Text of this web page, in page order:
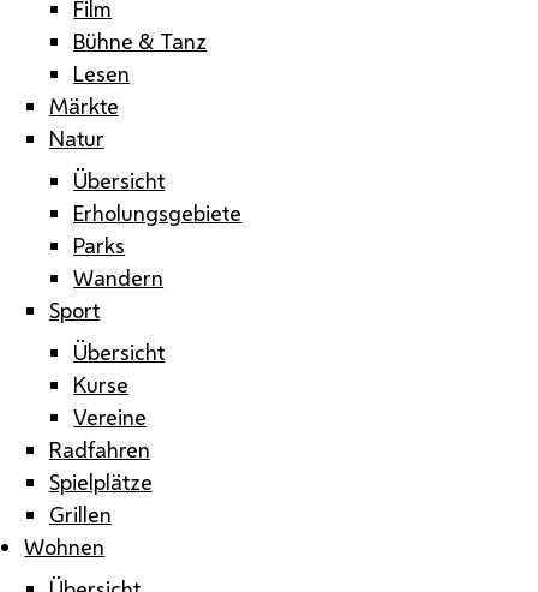
Film
Bühne & Tanz
Lesen
Märkte
Natur
Übersicht
Erholungsgebiete
Parks
Wandern
Sport
Übersicht
Kurse
Vereine
Radfahren
Spielplätze
Grillen
Wohnen